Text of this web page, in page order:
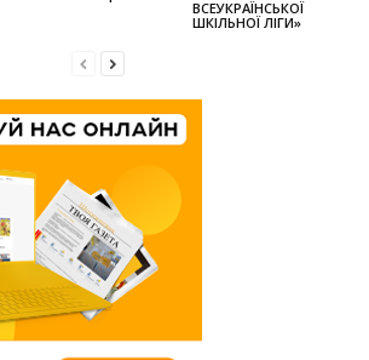
ВСЕУКРАЇНСЬКОЇ
ШКІЛЬНОЇ ЛІГИ»